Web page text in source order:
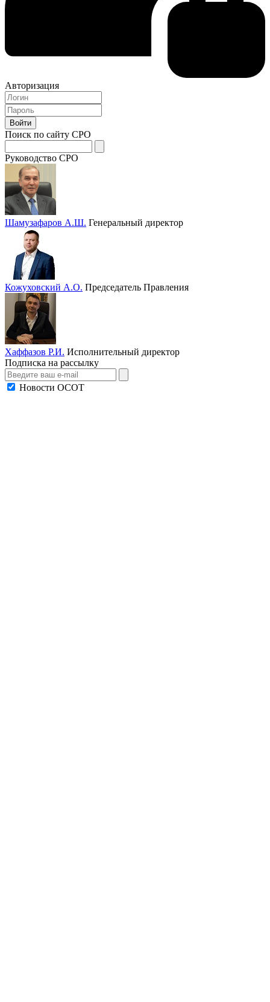
Авторизация
Поиск по сайту СРО
Руководство СРО
Шамузафаров А.Ш. Генеральный директор
Кожуховский А.О. Председатель Правления
Хаффазов Р.И. Исполнительный директор
Подписка на рассылку
Новости ОСОТ